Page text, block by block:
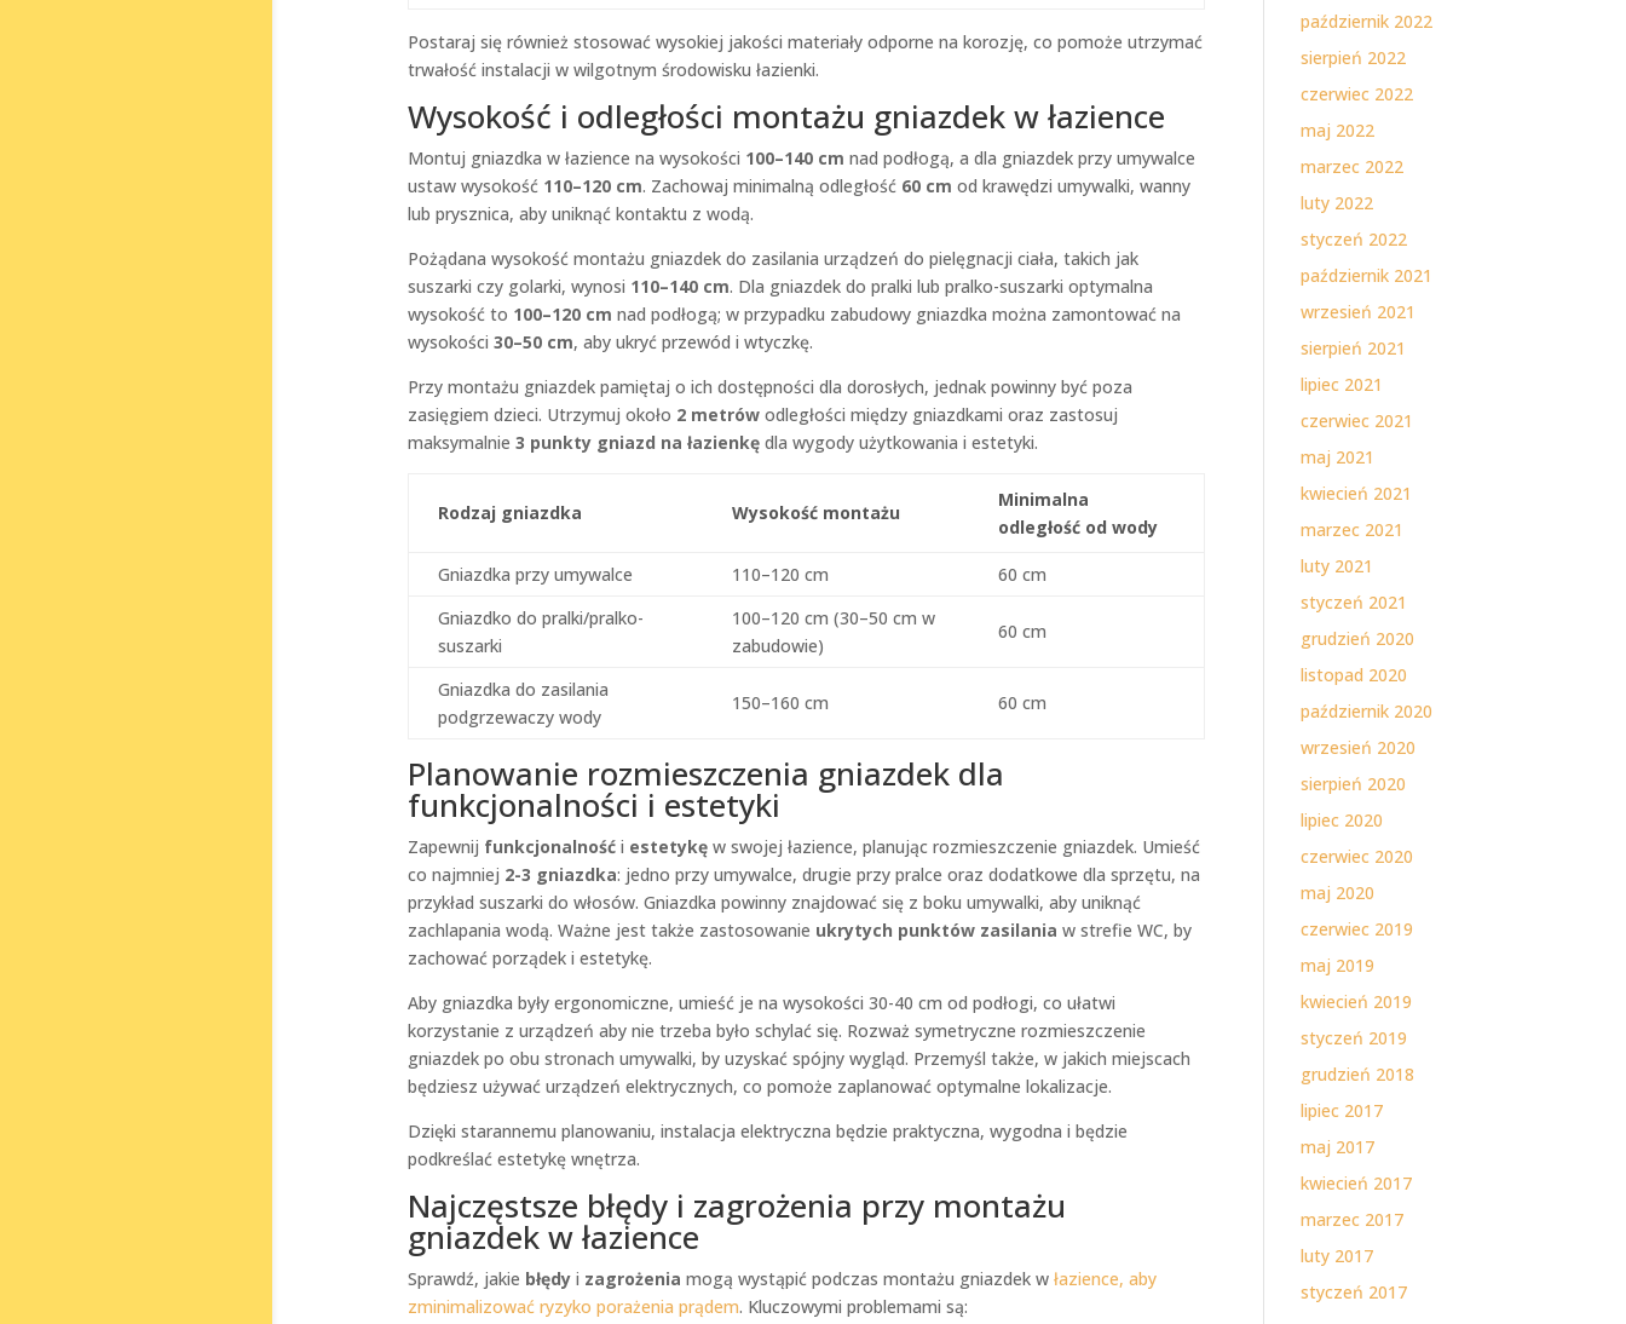
Postaraj się również stosować wysokiej jakości materiały odporne na korozję, co pomoże utrzymać
trwałość instalacji w wilgotnym środowisku łazienki.
Wysokość i odległości montażu gniazdek w łazience
Montuj gniazdka w łazience na wysokości 100–140 cm nad podłogą, a dla gniazdek przy umywalce
ustaw wysokość 110–120 cm. Zachowaj minimalną odległość 60 cm od krawędzi umywalki, wanny
lub prysznica, aby uniknąć kontaktu z wodą.
Pożądana wysokość montażu gniazdek do zasilania urządzeń do pielęgnacji ciała, takich jak
suszarki czy golarki, wynosi 110–140 cm. Dla gniazdek do pralki lub pralko-suszarki optymalna
wysokość to 100–120 cm nad podłogą; w przypadku zabudowy gniazdka można zamontować na
wysokości 30–50 cm, aby ukryć przewód i wtyczkę.
Przy montażu gniazdek pamiętaj o ich dostępności dla dorosłych, jednak powinny być poza
zasięgiem dzieci. Utrzymuj około 2 metrówodległości między gniazdkami oraz zastosuj
maksymalnie 3 punkty gniazd na łazienkędla wygody użytkowania i estetyki.
Rodzaj gniazdka Wysokość montażu
Minimalna
odległość od wody
Gniazdka przy umywalce 110–120 cm
60 cm
Gniazdko do pralki/pralko-
suszarki
100–120 cm (30–50 cm w
zabudowie)
60 cm
Gniazdka do zasilania
podgrzewaczy wody
150–160 cm 60 cm
Planowanie rozmieszczenia gniazdek dla
funkcjonalności i estetyki
Zapewnij funkcjonalnośći estetykęw swojej łazience, planując rozmieszczenie gniazdek. Umieść
co najmniej 2-3 gniazdka: jedno przy umywalce, drugie przy pralce oraz dodatkowe dla sprzętu, na
przykład suszarki do włosów. Gniazdka powinny znajdować się z boku umywalki, aby uniknąć
zachlapania wodą. Ważne jest także zastosowanie ukrytych punktów zasilania w strefie WC, by
zachować porządek i estetykę.
Aby gniazdka były ergonomiczne, umieść je na wysokości 30-40 cm od podłogi, co ułatwi
korzystanie z urządzeń aby nie trzeba było schylać się. Rozważ symetryczne rozmieszczenie
gniazdek po obu stronach umywalki, by uzyskać spójny wygląd. Przemyśl także, w jakich miejscach
będziesz używać urządzeń elektrycznych, co pomoże zaplanować optymalne lokalizacje.
Dzięki starannemu planowaniu, instalacja elektryczna będzie praktyczna, wygodna i będzie
podkreślać estetykę wnętrza.
Najczęstsze błędy i zagrożenia przy montażu
gniazdek w łazience
Sprawdź, jakie błędyi zagrożenia mogą wystąpić podczas montażu gniazdek w łazience, aby
zminimalizować ryzyko porażenia prądem. Kluczowymi problemami są:
październik 2022
sierpień 2022
czerwiec 2022
maj 2022
marzec 2022
luty 2022
styczeń 2022
październik 2021
wrzesień 2021
sierpień 2021
lipiec 2021
czerwiec 2021
maj 2021
kwiecień 2021
marzec 2021
luty 2021
styczeń 2021
grudzień 2020
listopad 2020
październik 2020
wrzesień 2020
sierpień 2020
lipiec 2020
czerwiec 2020
maj 2020
czerwiec 2019
maj 2019
kwiecień 2019
styczeń 2019
grudzień 2018
lipiec 2017
maj 2017
kwiecień 2017
marzec 2017
luty 2017
styczeń 2017